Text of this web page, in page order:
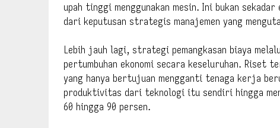
upah tinggi menggunakan mesin. Ini bukan
dari keputusan strategis manajemen yang
Lebih jauh lagi, strategi pemangkasan biaya
pertumbuhan ekonomi secara keseluruhan. Riset
yang hanya bertujuan mengganti tenaga kerja
produktivitas dari teknologi itu sendiri hingga
60 hingga 90 persen.